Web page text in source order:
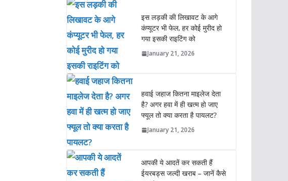
इस लड़की की लिखावट के आगे
कंप्यूटर भी फेल, हर कोई मुरीद हो
गया इसकी राइटिंग को
January 21, 2026
हवाई जहाज कितना माइलेज देता
है? अगर हवा में ही खत्म हो जाए
फ्यूल तो क्या करता है पायलट?
January 21, 2026
आपकी ये आदतें कर सकती हैं
ईयरबड्स जल्दी खराब – जानें कैसे